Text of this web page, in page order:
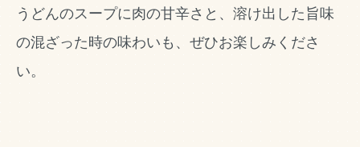
うどんのスープに肉の甘辛さと、溶け出した旨味
の混ざった時の味わいも、ぜひお楽しみくださ
い。